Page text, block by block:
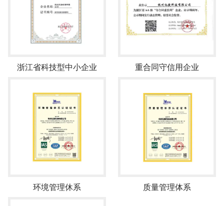
浙江省科技型中小企业 重合同守信用企业
环境管理休系 质量管理体系